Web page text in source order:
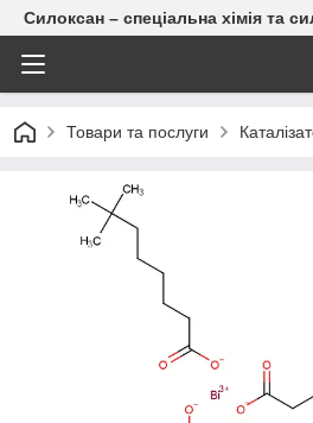
Силоксан – спеціальна хімія та
Товари та послуги